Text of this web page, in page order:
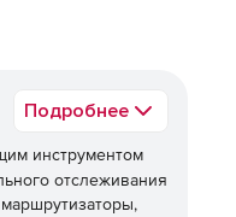
Подробнее
инструментом
отслеживания